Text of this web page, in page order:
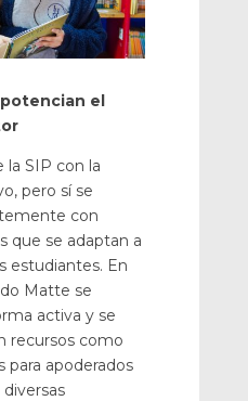
el
la SIP con la
pero sí se
con
que se adaptan a
estudiantes. En
Matte se
activa y se
recursos como
para apoderados